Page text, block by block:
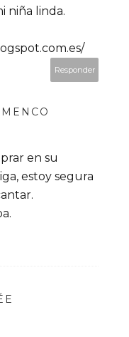
niña linda.
Responder
en su
estoy segura